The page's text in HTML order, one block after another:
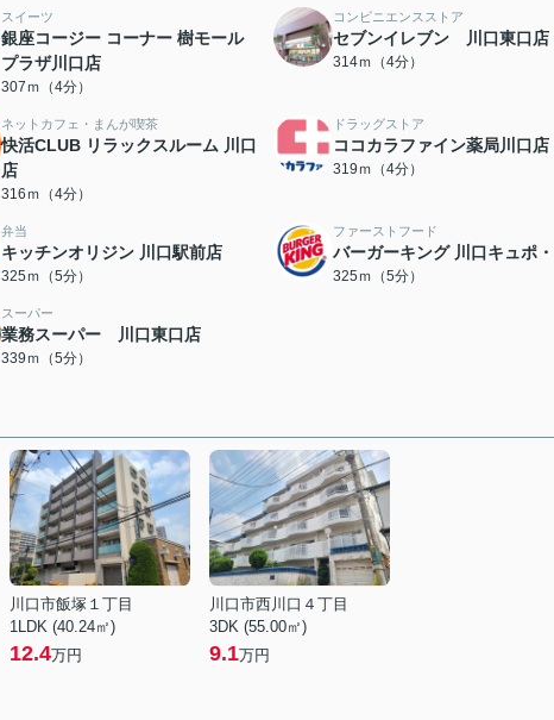
スイーツ
銀座コージー コーナー 樹モール
プラザ川口店
307ｍ（4分）
コンビニエンスストア
セブンイレブン 川口東口店
314ｍ（4分）
ネットカフェ・まんが喫茶
快活CLUB リラックスルーム 川口
店
316ｍ（4分）
ドラッグストア
ココカラファイン薬局川口店
319ｍ（4分）
弁当
キッチンオリジン 川口駅前店
325ｍ（5分）
ファーストフード
バーガーキング 川口キュポ
325ｍ（5分）
スーパー
業務スーパー 川口東口店
339ｍ（5分）
川口市飯塚１丁目
1LDK (40.24㎡)
12.4万円
川口市西川口４丁目
3DK (55.00㎡)
9.1万円